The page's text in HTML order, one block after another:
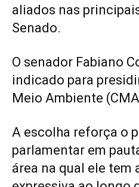
aliados nas
Senado.
O senador Fabiano
indicado para
Meio Ambiente
A escolha reforça o
parlamentar em
área na qual ele tem